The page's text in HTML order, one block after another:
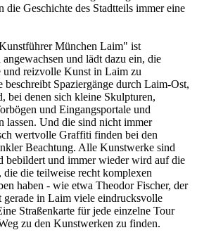
die Geschichte des Stadtteils immer eine
München Laim" ist
und lädt dazu ein, die
und reizvolle Kunst in Laim zu
beschreibt Spaziergänge durch Laim-Ost,
bei denen sich kleine Skulpturen,
und Eingangsportale und
lassen. Und die sind nicht immer
wertvolle Graffiti finden bei den
Beachtung. Alle Kunstwerke sind
bebildert und immer wieder wird auf die
die teilweise recht komplexen
haben - wie etwa Theodor Fischer, der
in Laim viele eindrucksvolle
Straßenkarte für jede einzelne Tour
zu den Kunstwerken zu finden.